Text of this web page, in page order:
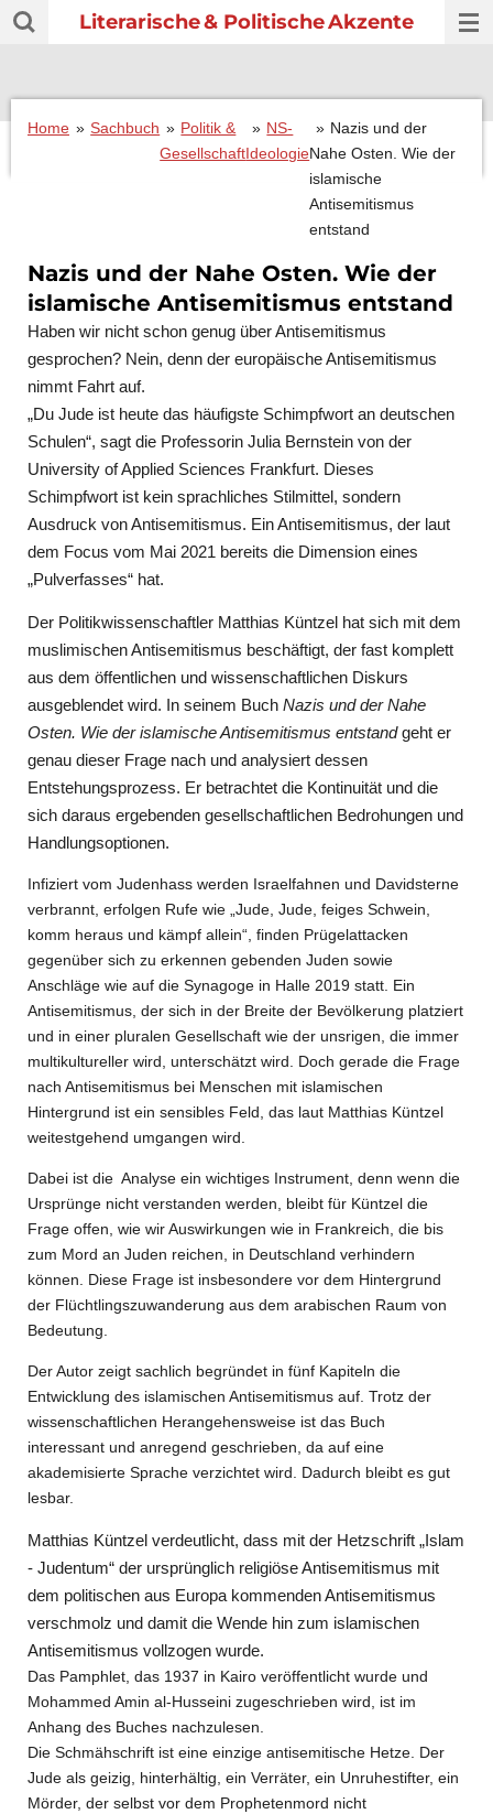
Zum
Hauptinhalt
Literarische& PolitischeAkzente
Home » Sachbuch » Politik &
Gesellschaft
» NS-
Ideologie
» Nazis und der
Nahe Osten. Wie der
islamische
Antisemitismus
entstand
Nazis und der Nahe Osten. Wie der
islamische Antisemitismus entstand
Haben wir nicht schon genug über Antisemitismus
gesprochen? Nein, denn der europäische Antisemitismus
nimmt Fahrt auf.
„Du Jude ist heute das häufigste Schimpfwort an deutschen
Schulen“, sagt die Professorin Julia Bernstein von der
University of Applied Sciences Frankfurt. Dieses
Schimpfwort ist kein sprachliches Stilmittel, sondern
Ausdruck von Antisemitismus. Ein Antisemitismus, der laut
dem Focus vom Mai 2021 bereits die Dimension eines
„Pulverfasses“ hat.
Der Politikwissenschaftler Matthias Küntzel hat sich mit dem
muslimischen Antisemitismus beschäftigt, der fast komplett
aus dem öffentlichen und wissenschaftlichen Diskurs
ausgeblendet wird. In seinem Buch Nazis und der Nahe
Osten. Wie der islamische Antisemitismus entstandgeht er
genau dieser Frage nach und analysiert dessen
Entstehungsprozess. Er betrachtet die Kontinuität und die
sich daraus ergebenden gesellschaftlichen Bedrohungen und
Handlungsoptionen.
Infiziert vom Judenhass werden Israelfahnen und Davidsterne
verbrannt, erfolgen Rufe wie „Jude, Jude, feiges Schwein,
komm heraus und kämpf allein“, finden Prügelattacken
gegenüber sich zu erkennen gebenden Juden sowie
Anschläge wie auf die Synagoge in Halle 2019 statt. Ein
Antisemitismus, der sich in der Breite der Bevölkerung platziert
und in einer pluralen Gesellschaft wie der unsrigen, die immer
multikultureller wird, unterschätzt wird. Doch gerade die Frage
nach Antisemitismus bei Menschen mit islamischen
Hintergrund ist ein sensibles Feld, das laut Matthias Küntzel
weitestgehend umgangen wird.
Dabei ist die Analyse ein wichtiges Instrument, denn wenn die
Ursprünge nicht verstanden werden, bleibt für Küntzel die
Frage offen, wie wir Auswirkungen wie in Frankreich, die bis
zum Mord an Juden reichen, in Deutschland verhindern
können. Diese Frage ist insbesondere vor dem Hintergrund
der Flüchtlingszuwanderung aus dem arabischen Raum von
Bedeutung.
Der Autor zeigt sachlich begründet in fünf Kapiteln die
Entwicklung des islamischen Antisemitismus auf. Trotz der
wissenschaftlichen Herangehensweise ist das Buch
interessant und anregend geschrieben, da auf eine
akademisierte Sprache verzichtet wird. Dadurch bleibt es gut
lesbar.
Matthias Küntzel verdeutlicht, dass mit der Hetzschrift „Islam
- Judentum“ der ursprünglich religiöse Antisemitismus mit
dem politischen aus Europa kommenden Antisemitismus
verschmolz und damit die Wende hin zum islamischen
Antisemitismus vollzogen wurde.
Das Pamphlet, das 1937 in Kairo veröffentlicht wurde und
Mohammed Amin al-Husseini zugeschrieben wird, ist im
Anhang des Buches nachzulesen.
Die Schmähschrift ist eine einzige antisemitische Hetze. Der
Jude als geizig, hinterhältig, ein Verräter, ein Unruhestifter, ein
Mörder, der selbst vor dem Prophetenmord nicht